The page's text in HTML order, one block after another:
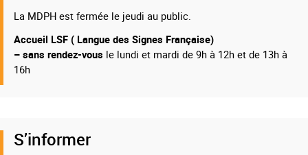
La MDPH est fermée le jeudi au public.
Accueil LSF ( Langue des Signes Française)
– sans rendez-vous le lundi et mardi de 9h à 12h et de 13h à
16h
S’informer